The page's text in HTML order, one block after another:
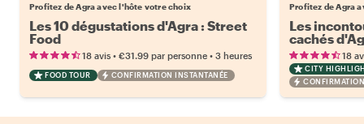
Profitez de Agra avec l'hôte votre choix
Les 10 dégustations d'Agra : Street
Food
18 avis • €31.99 par personne • 3 heures
FOOD TOUR CONFIRMATION INSTANTANÉE
Profitez de Agra
Les
cachés
18
CITY